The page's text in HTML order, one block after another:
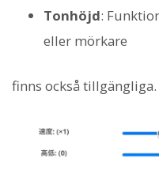
Tonhöjd:
eller mörkare
finns också tillgängliga.